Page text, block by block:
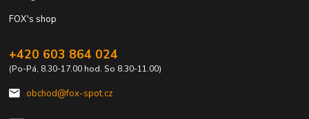
FOX's shop
+420 603 864 024
(Po-Pá, 8.30-17.00 hod. So 8.30-11.00)
obchod@fox-spot.cz